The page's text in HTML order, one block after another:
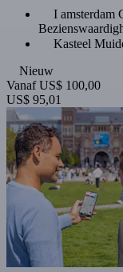
I amsterdam
Kasteel
Nieuw
Vanaf US$ 100,00
US$ 95,01